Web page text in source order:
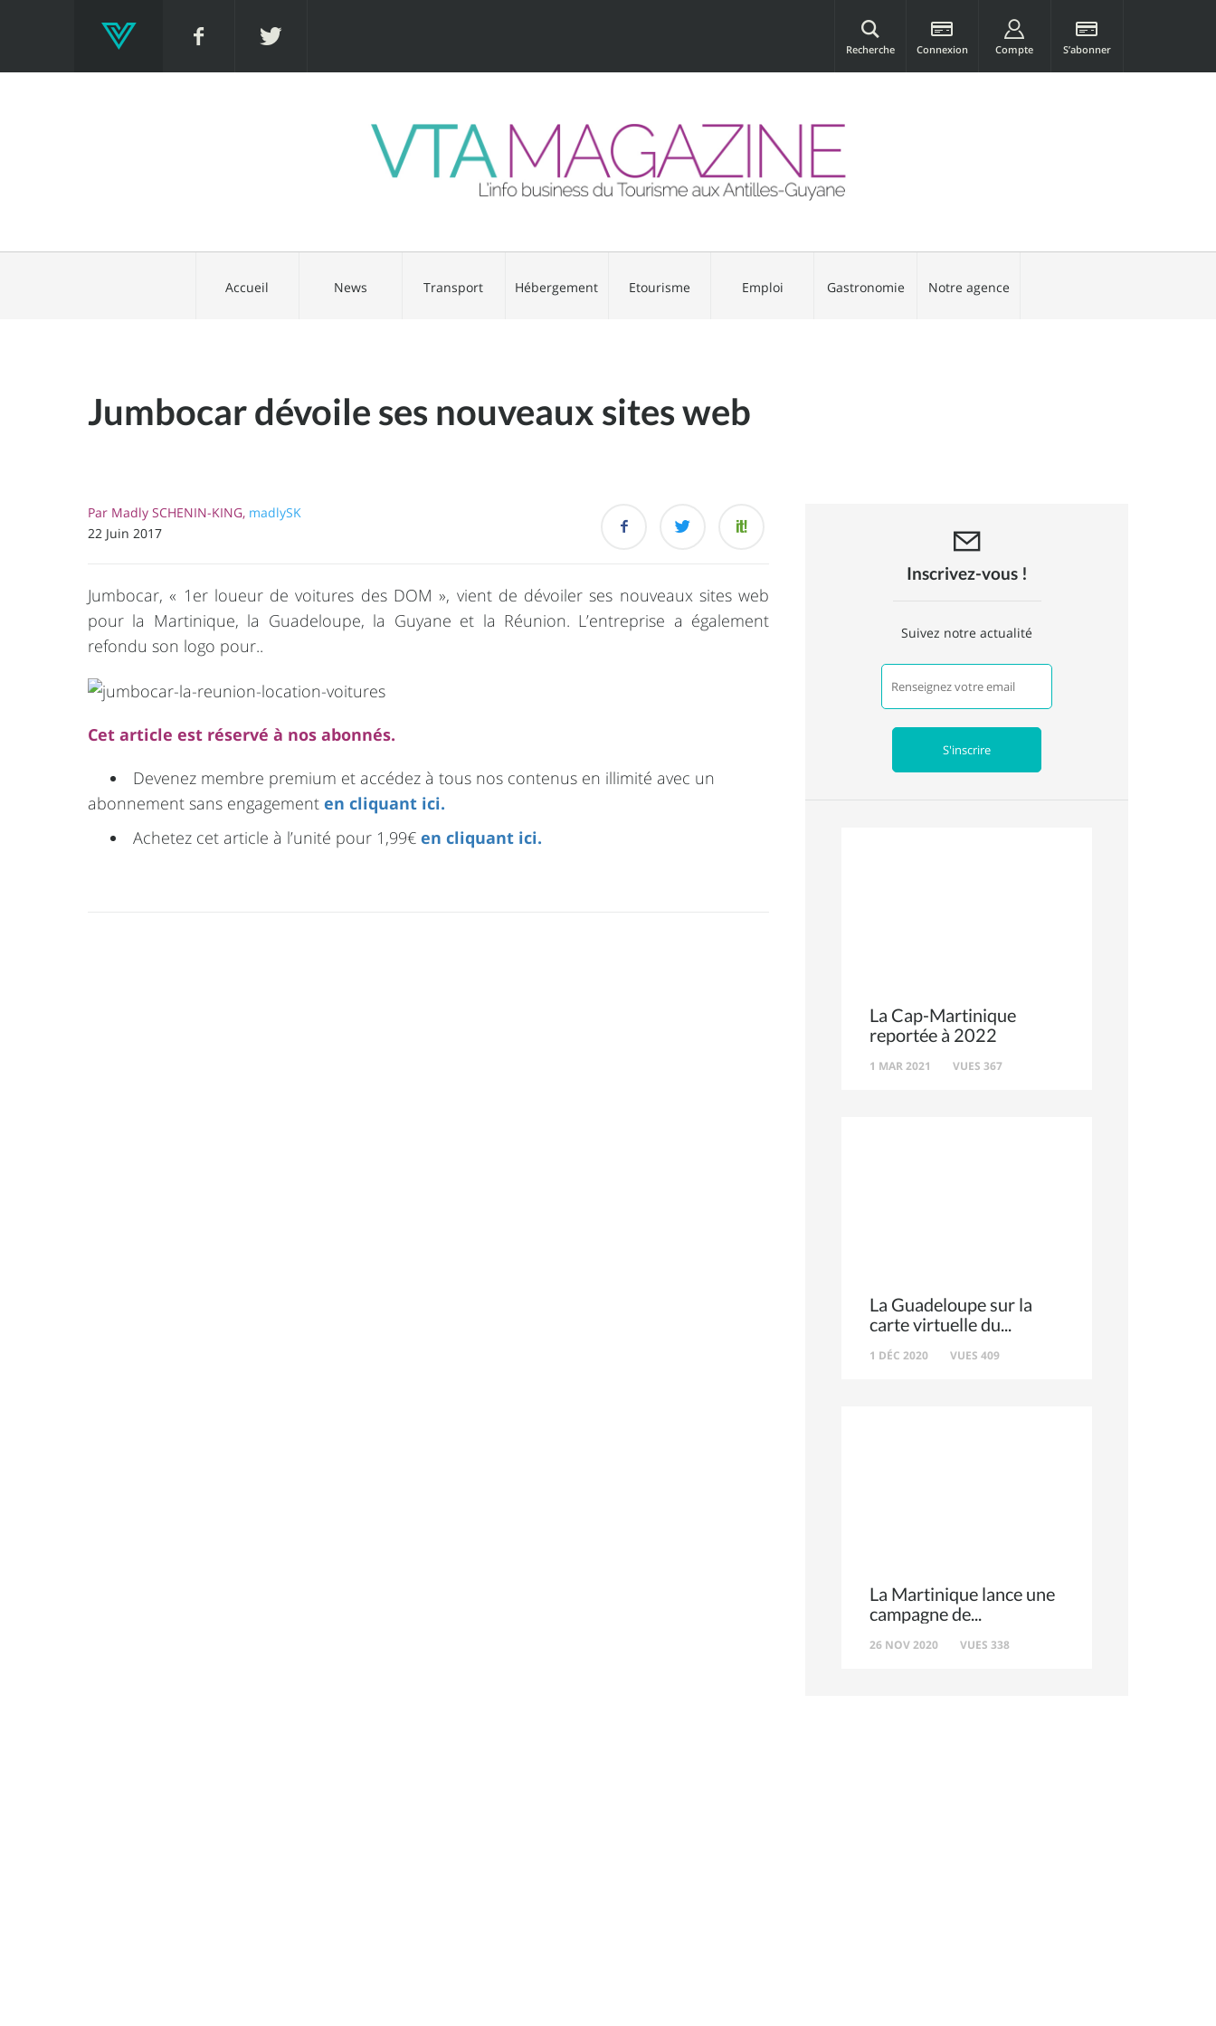
Recherche Connexion Compte S’abonner
Accueil News Transport Hébergement Etourisme Emploi Gastronomie Notre agence
Jumbocar dévoile ses nouveaux sites web
Par Madly SCHENIN-KING, madlySK
22 Juin 2017
Jumbocar, « 1er loueur de voitures des DOM », vient de dévoiler ses nouveaux sites web
pour la Martinique, la Guadeloupe, la Guyane et la Réunion. L’entreprise a également
refondu son logo pour..
Cet article est réservé à nos abonnés.
Devenez membre premium et accédez à tous nos contenus en illimité avec un
abonnement sans engagement en cliquant ici.
Achetez cet article à l’unité pour 1,99€ en cliquant ici.
Inscrivez-vous !
Suivez notre actualité
La Cap-Martinique
reportée à 2022
1 MAR 2021 VUES 367
La Guadeloupe sur la
carte virtuelle du
1 DÉC 2020 VUES 409
La Martinique lance une
campagne de
26 NOV 2020 VUES 338